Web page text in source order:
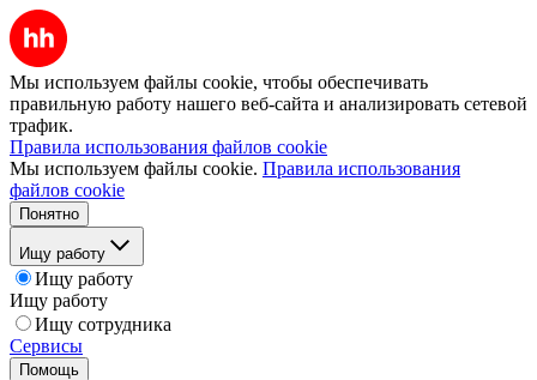
Мы используем файлы cookie, чтобы обеспечивать
правильную работу нашего веб-сайта и анализировать сетевой
трафик.
Правила использования файлов cookie
Мы используем файлы cookie. Правила использования
файлов cookie
Понятно
Ищу работу
Ищу работу
Ищу работу
Ищу сотрудника
Сервисы
Помощь